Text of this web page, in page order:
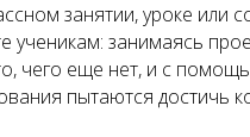
занятии, уроке или
ученикам: занимаясь
чего еще нет, и с
пытаются достичь